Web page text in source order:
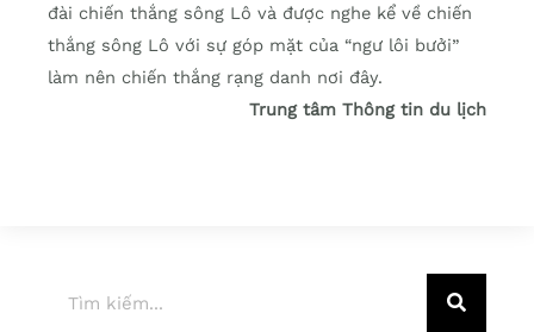
đài chiến thắng sông Lô và được nghe kể về chiến
thắng sông Lô với sự góp mặt của “ngư lôi bưởi”
làm nên chiến thắng rạng danh nơi đây.
Trung tâm Thông tin du lịch